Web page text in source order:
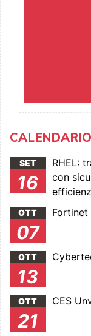
CALENDARIO
SET
16
RHEL:
con
OTT
07
Fortinet
OTT
13
OTT
21
CES